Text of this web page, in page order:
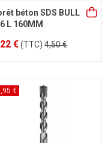
béton SDS BULL
L 160MM
€(TTC) 4,50 €
€